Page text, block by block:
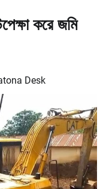
করে জমি
Desk